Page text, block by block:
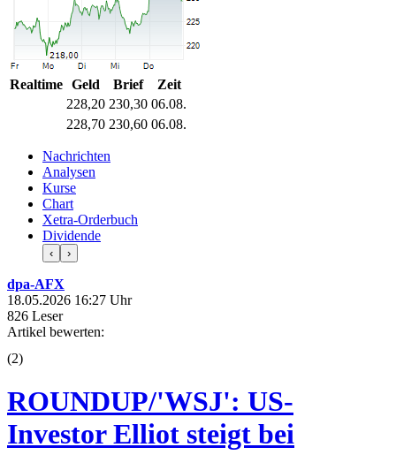
Realtime Geld Brief
Zeit
228,20 230,30 06.08.
228,70 230,60 06.08.
Nachrichten
Analysen
Kurse
Chart
Xetra-Orderbuch
Dividende
‹ ›
dpa-AFX
18.05.2026 16:27 Uhr
826 Leser
Artikel bewerten:
(2)
ROUNDUP/'WSJ': US-
Investor Elliot steigt bei